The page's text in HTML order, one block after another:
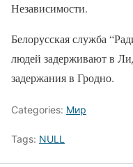
Независимости.
Белорусская служба
людей задерживают в
задержания в Гродно.
Categories: Мир
Tags: NULL